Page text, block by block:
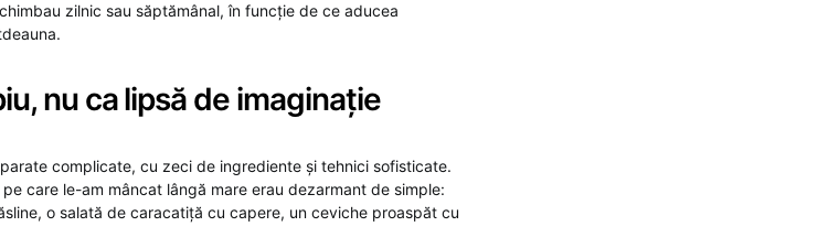
zilnic sau săptămânal, în funcție de ce aducea
nu ca lipsă de imaginație
complicate, cu zeci de ingrediente și tehnici sofisticate.
care le-am mâncat lângă mare erau dezarmant de simple:
o salată de caracatiță cu capere, un ceviche proaspăt cu